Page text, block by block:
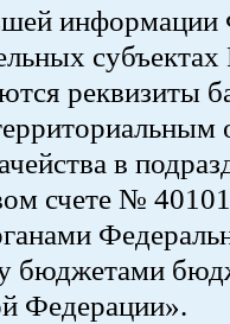
информации
реквизиты
в
счете №
бюджетами
Федерации».